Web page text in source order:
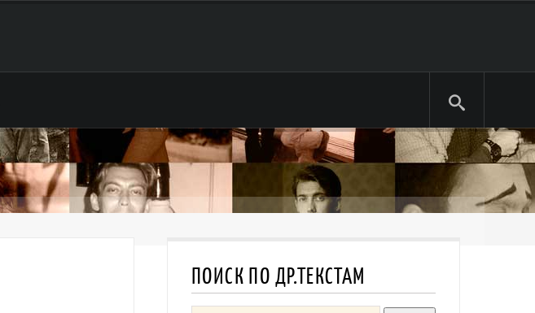
ПОИСК ПО ДР.ТЕКСТАМ